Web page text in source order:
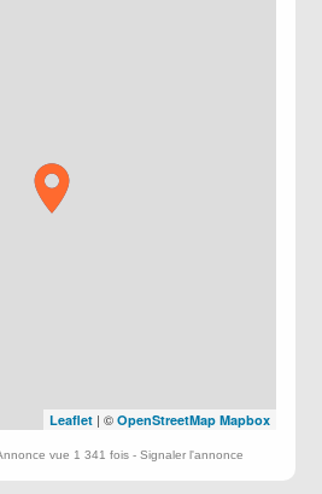
Leaflet| © OpenStreetMap Mapbox
vue 1 341 fois - Signaler l'annonce